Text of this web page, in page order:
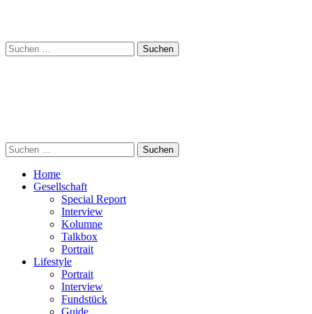
Suchen
nach:
Suchen
nach:
Home
Gesellschaft
Special Report
Interview
Kolumne
Talkbox
Portrait
Lifestyle
Portrait
Interview
Fundstück
Guide